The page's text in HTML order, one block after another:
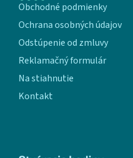
Obchodné podmienky
Ochrana osobných údajov
Odstúpenie od zmluvy
Reklamačný formulár
Na stiahnutie
Kontakt